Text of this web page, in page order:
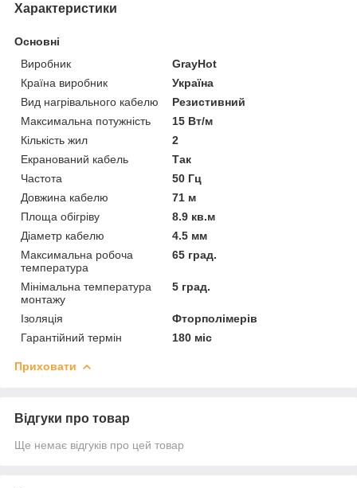
Характеристики
Основні
Виробник
GrayHot
Країна виробник
Україна
Вид нагрівального кабелю
Резистивний
Максимальна потужність
15 Вт/м
Кількість жил
2
Екранований кабель
Так
Частота
50 Гц
Довжина кабелю
71 м
Площа обігріву
8.9 кв.м
Діаметр кабелю
4.5 мм
Максимальна робоча
температура
65 град.
Мінімальна температура
монтажу
5 град.
Ізоляція
Фторполімерів
Гарантійний термін
180 міс
Приховати
Відгуки про товар
Ще немає відгуків про цей товар